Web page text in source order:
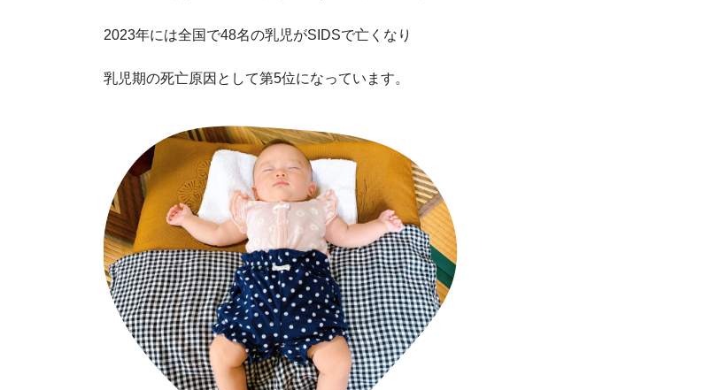
2023年には全国で48名の乳児がSIDSで亡くなり
乳児期の死亡原因として第5位になっています。